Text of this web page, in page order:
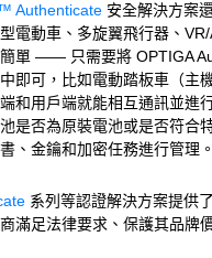
Authenticate 安全解決方案
電動車、多旋翼飛行器、
單 —— 只需要將 OPTIGA
即可，比如電動踏板車（主
和用戶端就能相互通訊並進
是否為原裝電池或是否符合
、金鑰和加密任務進行管理。
系列等認證解決方案提供
滿足法律要求、保護其品牌